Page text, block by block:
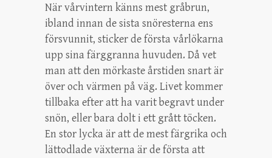
När vårvintern känns mest gråbrun,
ibland innan de sista snöresterna ens
försvunnit, sticker de första vårlökarna
upp sina färggranna huvuden. Då vet
man att den mörkaste årstiden snart är
över och värmen på väg. Livet kommer
tillbaka efter att ha varit begravt under
snön, eller bara dolt i ett grått töcken.
En stor lycka är att de mest färgrika och
lättodlade växterna är de första att